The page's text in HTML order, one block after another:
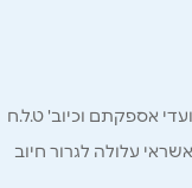
אספקתם וכיוב' ט.ל.ח
עלולה לגרור חיוב